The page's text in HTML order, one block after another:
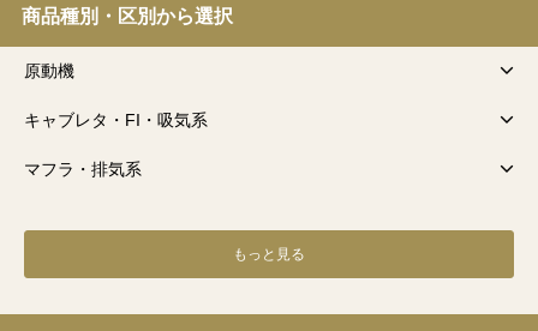
商品種別・区別から選択
原動機
キャブレタ・FI・吸気系
マフラ・排気系
もっと見る